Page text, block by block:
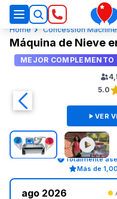
Home Concession
Máquina de Nieve
MEJOR COMPLEMENTO
5.0
VER
Totalmente
Más de
ago 2026